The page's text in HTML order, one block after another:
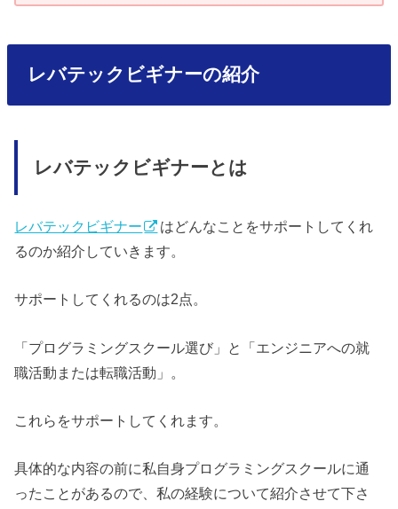
レバテックビギナーの紹介
レバテックビギナーとは
レバテックビギナー
はどんなことをサポートしてくれ
るのか紹介していきます。
サポートしてくれるのは2点。
「プログラミングスクール選び」と「エンジニアへの就
職活動または転職活動」。
これらをサポートしてくれます。
具体的な内容の前に私自身プログラミングスクールに通
ったことがあるので、私の経験について紹介させて下さ